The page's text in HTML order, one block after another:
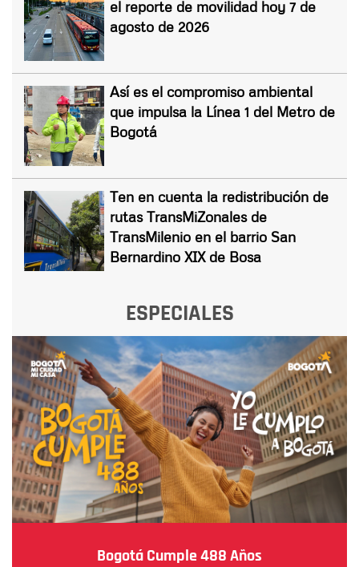
el reporte de movilidad hoy 7 de
agosto de 2026
Así es el compromiso ambiental
que impulsa la Línea 1 del Metro de
Bogotá
Ten en cuenta la redistribución de
rutas TransMiZonales de
TransMilenio en el barrio San
Bernardino XIX de Bosa
ESPECIALES
Bogotá Cumple 488 Años